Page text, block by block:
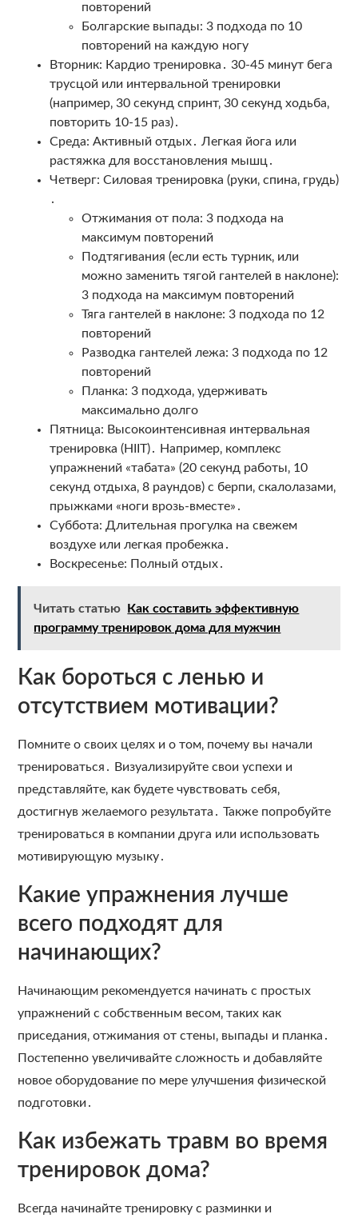
повторений
Болгарские выпады: 3 подхода по 10
повторений на каждую ногу
Вторник: Кардио тренировка․ 30-45 минут бега
трусцой или интервальной тренировки
(например‚ 30 секунд спринт‚ 30 секунд ходьба‚
повторить 10-15 раз)․
Среда: Активный отдых․ Легкая йога или
растяжка для восстановления мышц․
Четверг: Силовая тренировка (руки‚ спина‚ грудь)
․
Отжимания от пола: 3 подхода на
максимум повторений
Подтягивания (если есть турник‚ или
можно заменить тягой гантелей в наклоне):
3 подхода на максимум повторений
Тяга гантелей в наклоне: 3 подхода по 12
повторений
Разводка гантелей лежа: 3 подхода по 12
повторений
Планка: 3 подхода‚ удерживать
максимально долго
Пятница: Высокоинтенсивная интервальная
тренировка (HIIT)․ Например‚ комплекс
упражнений «табата» (20 секунд работы‚ 10
секунд отдыха‚ 8 раундов) с берпи‚ скалолазами‚
прыжками «ноги врозь-вместе»․
Суббота: Длительная прогулка на свежем
воздухе или легкая пробежка․
Воскресенье: Полный отдых․
Читать статью
Как составить эффективную
программу тренировок дома для мужчин
Как бороться с ленью и
отсутствием мотивации?
Помните о своих целях и о том‚ почему вы начали
тренироваться․ Визуализируйте свои успехи и
представляйте‚ как будете чувствовать себя‚
достигнув желаемого результата․ Также попробуйте
тренироваться в компании друга или использовать
мотивирующую музыку․
Какие упражнения лучше
всего подходят для
начинающих?
Начинающим рекомендуется начинать с простых
упражнений с собственным весом‚ таких как
приседания‚ отжимания от стены‚ выпады и планка․
Постепенно увеличивайте сложность и добавляйте
новое оборудование по мере улучшения физической
подготовки․
Как избежать травм во время
тренировок дома?
Всегда начинайте тренировку с разминки и